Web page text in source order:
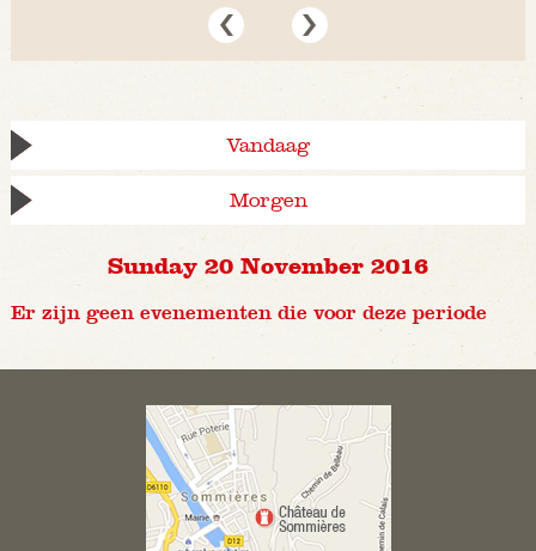
Vandaag
Morgen
Sunday 20 November 2016
Er zijn geen evenementen die voor deze periode